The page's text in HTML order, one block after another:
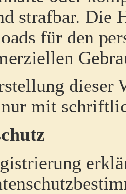
strafbar. Die
für den
dieser
mit